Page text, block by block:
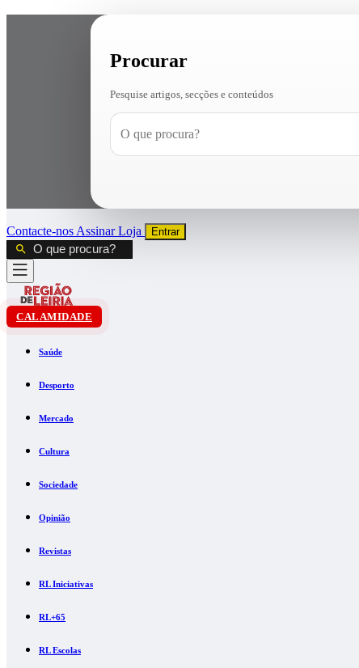
Procurar
Pesquise artigos, secções e conteúdos
Contacte-nos AssinarLoja Entrar
CALAMIDADE
Saúde
Desporto
Mercado
Cultura
Sociedade
Opinião
Revistas
RL Iniciativas
RL+65
RL Escolas